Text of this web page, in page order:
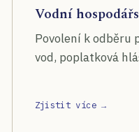
Vodní
Povolení k odběru
vod, poplatková
Zjistit více →